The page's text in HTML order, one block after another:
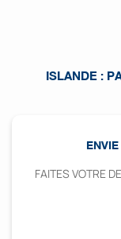
ISLANDE :
FAITES VOTRE